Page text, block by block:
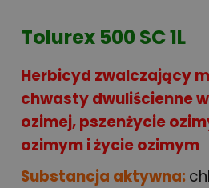
Tolurex 500 SC 1L
Herbicyd zwalczający
chwasty dwuliścienne
ozimej, pszenżycie
ozimym i życie ozimym
Substancja aktywna: